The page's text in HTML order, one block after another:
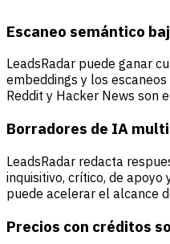
Escaneo semántico
LeadsRadar puede ganar
embeddings y los
Reddit y Hacker News son
Borradores de IA
LeadsRadar redacta
inquisitivo, crítico, de
puede acelerar el alcance
Precios con créditos